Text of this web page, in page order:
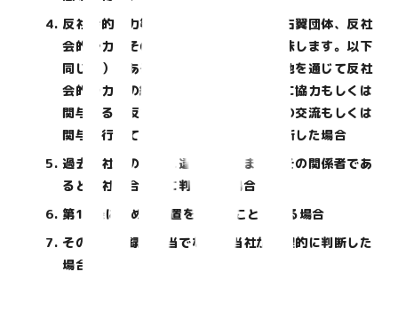
反社会的勢力等（暴力団、暴力団員、右翼団体、反社
会的勢力、その他これに準ずる者を意味します。以下
同じ。）である、または資金提供その他を通じて反社
会的勢力等の維持、運営もしくは経営に協力もしくは
関与する等反社会的勢力等との何らかの交流もしくは
関与を行っていると当社が合理的に判断した場合
過去当社との契約に違反した者またはその関係者であ
ると当社が合理的に判断した場合
第13条に定める措置を受けたことがある場合
その他、登録を適当でないと当社が合理的に判断した
場合